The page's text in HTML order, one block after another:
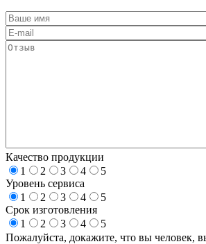
Качество продукции
1
2 3 4
5
Уровень сервиса
1
2 3 4
5
Срок изготовления
1
2 3 4
5
Пожалуйста, докажите, что вы человек,